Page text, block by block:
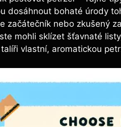
dosáhnout bohaté úrody‌
začátečník nebo‍ zkušený
mohli sklízet šťavnaté
vlastní, ⁤aromatickou